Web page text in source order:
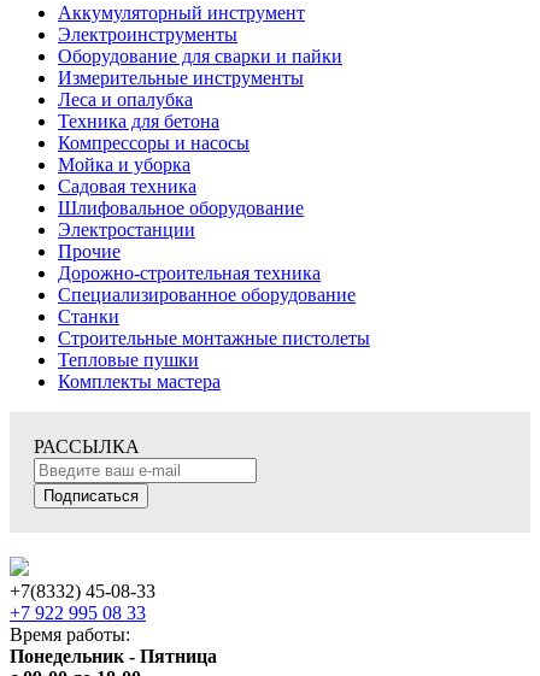
Аккумуляторный инструмент
Электроинструменты
Оборудование для сварки и пайки
Измерительные инструменты
Леса и опалубка
Техника для бетона
Компрессоры и насосы
Мойка и уборка
Садовая техника
Шлифовальное оборудование
Электростанции
Прочие
Дорожно-строительная техника
Специализированное оборудование
Станки
Строительные монтажные пистолеты
Тепловые пушки
Комплекты мастера
РАССЫЛКА
Подписаться
+7(8332) 45-08-33
+7 922 995 08 33
Время работы:
Понедельник - Пятница